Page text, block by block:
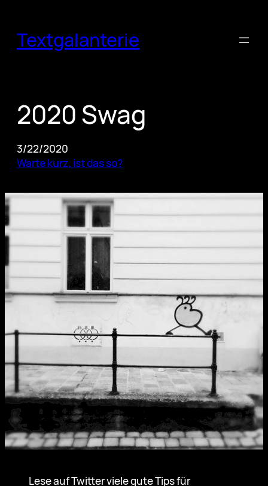
content
Textgalanterie
2020 Swag
3/22/2020
Warte kurz, ist das so?
Lese auf Twitter viele gute Tips für